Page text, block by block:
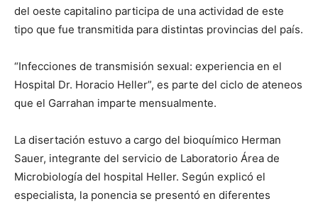
del oeste capitalino participa de una actividad de este
tipo que fue transmitida para distintas provincias del país.
“Infecciones de transmisión sexual: experiencia en el
Hospital Dr. Horacio Heller”, es parte del ciclo de ateneos
que el Garrahan imparte mensualmente.
La disertación estuvo a cargo del bioquímico Herman
Sauer, integrante del servicio de Laboratorio Área de
Microbiología del hospital Heller. Según explicó el
especialista, la ponencia se presentó en diferentes